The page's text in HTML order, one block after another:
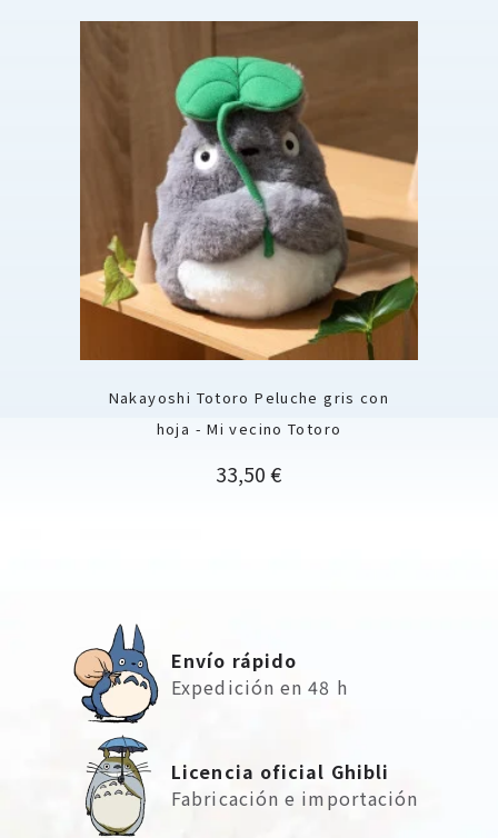
Nakayoshi Totoro Peluche gris con
hoja - Mi vecino Totoro
Precio
33,50 €
Envío rápido
Expedición en 48 h
Licencia oficial Ghibli
Fabricación e importación